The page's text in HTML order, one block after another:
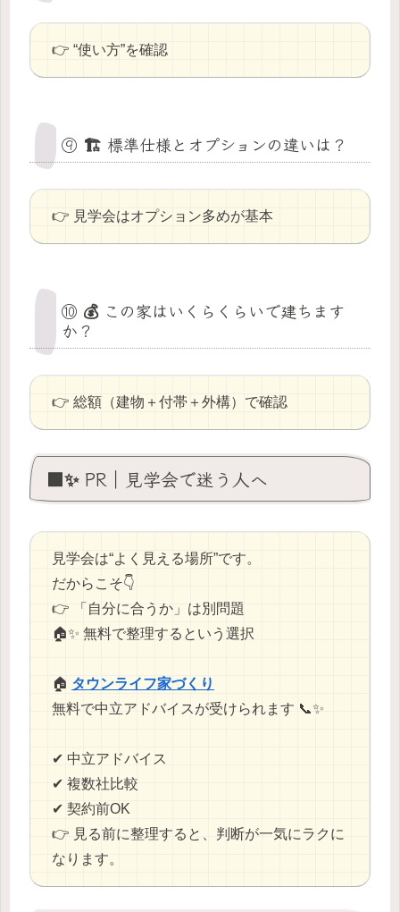
👉 “使い方”を確認
⑨ 🏗 標準仕様とオプションの違いは？
👉 見学会はオプション多めが基本
⑩ 💰 この家はいくらくらいで建ちます
か？
👉 総額（建物＋付帯＋外構）で確認
🟩✨ PR｜見学会で迷う人へ
見学会は“よく見える場所”です。
だからこそ👇
👉 「自分に合うか」は別問題
🏠✨ 無料で整理するという選択
🏠 タウンライフ家づくり
無料で中立アドバイスが受けられます 📞✨
✔ 中立アドバイス
✔ 複数社比較
✔ 契約前OK
👉 見る前に整理すると、判断が一気にラクに
なります。